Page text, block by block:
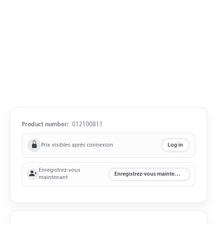
Product number: 012100811
Prix visibles après connexion Log in
Enregistrez-vous
maintenant
Enregistrez-vous maintenant